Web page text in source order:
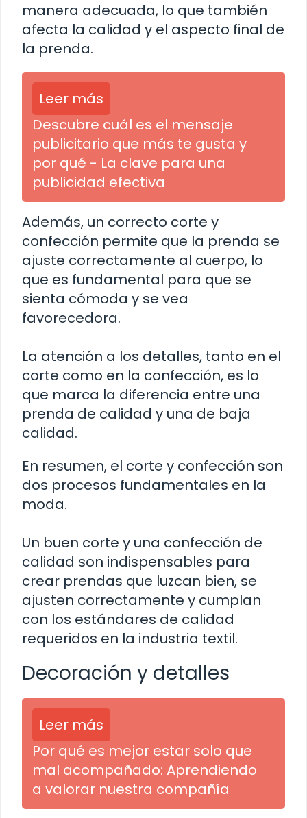
manera adecuada, lo que también
afecta la calidad y el aspecto final de
la prenda.
Leer más
Descubre cuál es el mensaje
publicitario que más te gusta y
por qué - La clave para una
publicidad efectiva
Además, un correcto corte y
confección permite que la prenda se
ajuste correctamente al cuerpo, lo
que es fundamental para que se
sienta cómoda y se vea
favorecedora.
La atención a los detalles, tanto en el
corte como en la confección, es lo
que marca la diferencia entre una
prenda de calidad y una de baja
calidad.
En resumen, el corte y confección son
dos procesos fundamentales en la
moda.
Un buen corte y una confección de
calidad son indispensables para
crear prendas que luzcan bien, se
ajusten correctamente y cumplan
con los estándares de calidad
requeridos en la industria textil.
Decoración y detalles
Leer más
Por qué es mejor estar solo que
mal acompañado: Aprendiendo
a valorar nuestra compañía